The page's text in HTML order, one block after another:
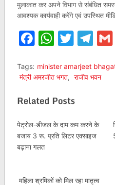
मुलाकात कर अपने विभाग से संबंधित
आवश्यक कार्यवाही करेंगे एवं उपस्थित
Facebook
Tags: minister amarjeet
मंत्री अमरजीत भगत, राजीव भवन
Related Posts
पेट्रोल-डीजल के दाम कम करने के
बजाय 3 रू. प्रति लिटर एक्साइज
बढ़ाना गलत
महिला श्रमिकों को मिल रहा मातृत्व